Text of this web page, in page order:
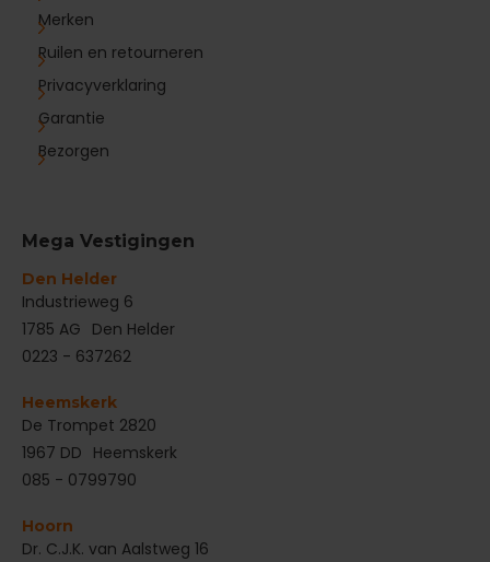
Merken
Ruilen en retourneren
Privacyverklaring
Garantie
Bezorgen
Mega Vestigingen
Den Helder
‌Industrieweg 6
1785 AG Den Helder
0223 - 637262
Heemskerk
De Trompet 2820
1967 DD Heemskerk
085 - 0799790
Hoorn
Dr. C.J.K. van Aalstweg 16